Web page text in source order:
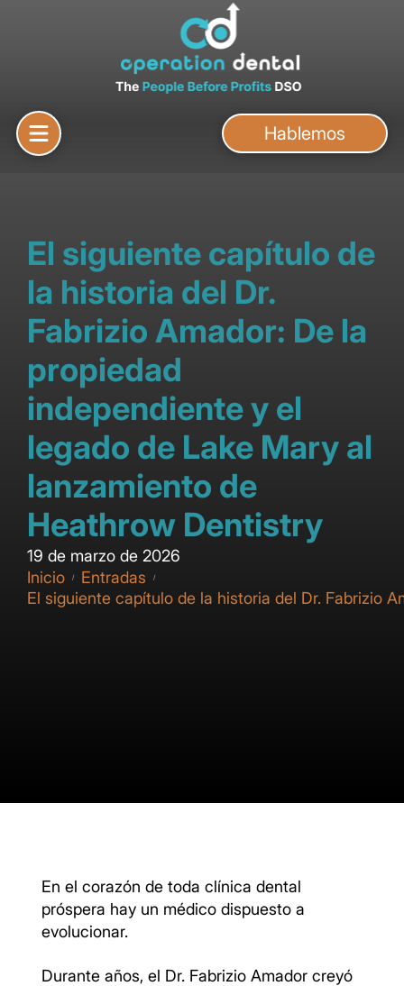
Hablemos
El siguiente capítulo de
la historia del Dr.
Fabrizio Amador: De la
propiedad
independiente y el
legado de Lake Mary al
lanzamiento de
Heathrow Dentistry
19 de marzo de 2026
Inicio
/ Entradas /
El siguiente capítulo de la historia del Dr. Fabrizio
En el corazón de toda clínica dental
próspera hay un médico dispuesto a
evolucionar.
Durante años, el Dr. Fabrizio Amador creyó